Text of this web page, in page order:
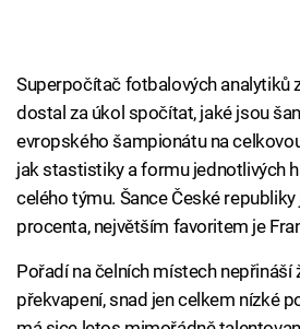
Superpočítač fotbalových analytiků
dostal za úkol spočítat, jaké jsou
evropského šampionátu na
jak stastistiky a formu jednotlivých
celého týmu. Šance České republiky
procenta, největším favoritem je
Pořadí na čelních místech nepřináší
překvapení, snad jen celkem nízké